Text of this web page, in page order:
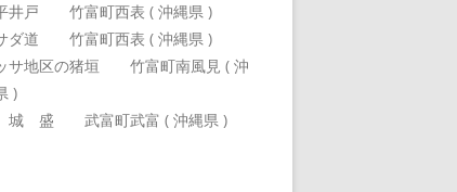
井戸 竹富町西表 ( 沖縄県 )
ダ道 竹富町西表 ( 沖縄県 )
サ地区の猪垣 竹富町南風見 ( 沖
)
盛 武富町武富 ( 沖縄県 )